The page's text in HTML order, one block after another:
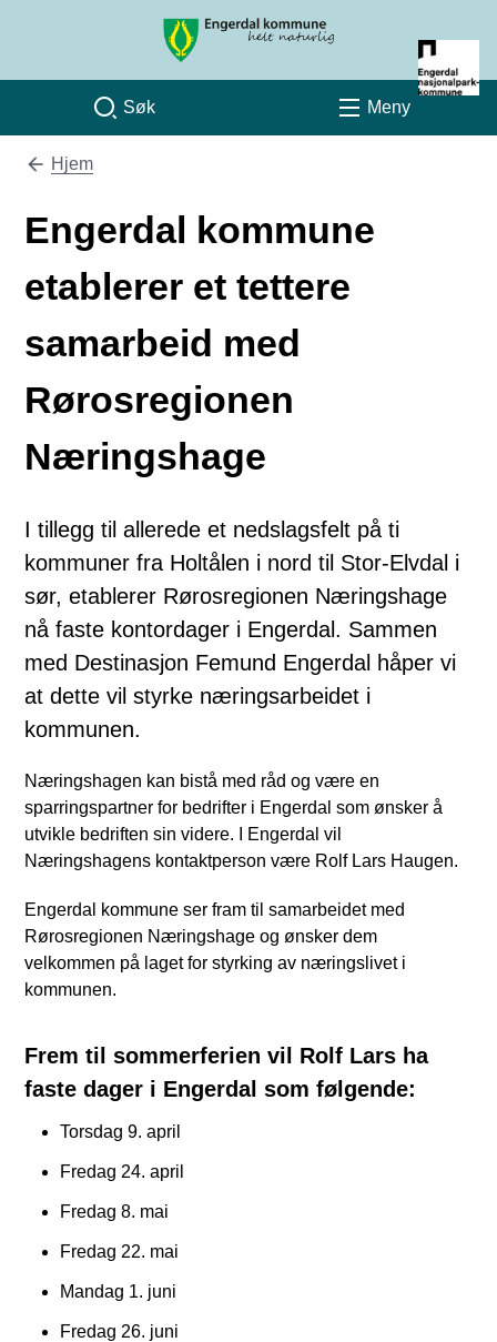
Engerdal kommune
Søk Meny
Du er her:
Hjem
Engerdal kommune
etablerer et tettere
samarbeid med
Rørosregionen
Næringshage
I tillegg til allerede et nedslagsfelt på ti
kommuner fra Holtålen i nord til Stor-Elvdal i
sør, etablerer Rørosregionen Næringshage
nå faste kontordager i Engerdal. Sammen
med Destinasjon Femund Engerdal håper vi
at dette vil styrke næringsarbeidet i
kommunen.
Næringshagen kan bistå med råd og være en
sparringspartner for bedrifter i Engerdal som ønsker å
utvikle bedriften sin videre. I Engerdal vil
Næringshagens kontaktperson være Rolf Lars Haugen.
Engerdal kommune ser fram til samarbeidet med
Rørosregionen Næringshage og ønsker dem
velkommen på laget for styrking av næringslivet i
kommunen.
Frem til sommerferien vil Rolf Lars ha
faste dager i Engerdal som følgende:
Torsdag 9. april
Fredag 24. april
Fredag 8. mai
Fredag 22. mai
Mandag 1. juni
Fredag 26. juni